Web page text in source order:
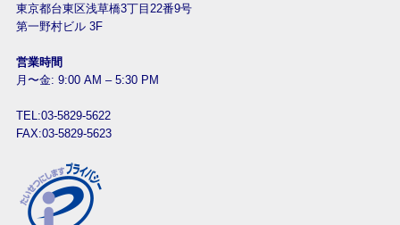
東京都台東区浅草橋3丁目22番9号
第一野村ビル 3F
営業時間
月〜金: 9:00 AM – 5:30 PM
TEL:03-5829-5622
FAX:03-5829-5623